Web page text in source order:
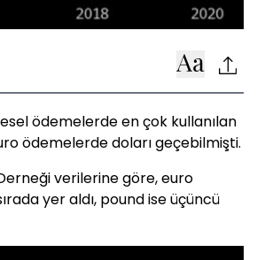
ödemelerde en çok kullanılan
ödemelerde doları geçebilmişti.
verilerine göre, euro
yer aldı, pound ise üçüncü